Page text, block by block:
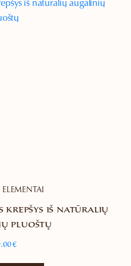
krepšys iš natūralių
pluoštų
€